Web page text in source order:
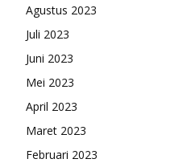
Agustus 2023
Juli 2023
Juni 2023
Mei 2023
April 2023
Maret 2023
Februari 2023